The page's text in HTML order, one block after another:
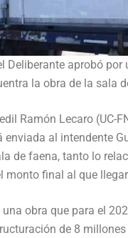
Deliberante aprobó
la obra de la sala
Ramón Lecaro (UC-
al intendente
de faena, tanto lo
monto final al que
obra que para el
de 8